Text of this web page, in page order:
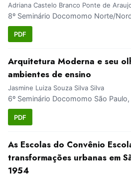
Adriana Castelo Branco Ponte de
8º Seminário Docomomo Norte/
PDF
Arquitetura Moderna e seu
ambientes de ensino
Jasmine Luiza Souza Silva Silva
6º Seminário Docomomo São
PDF
As Escolas do Convênio
transformações urbanas em
1954